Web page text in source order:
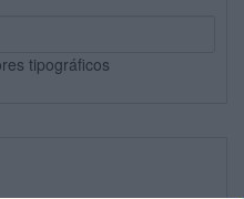
tipográficos